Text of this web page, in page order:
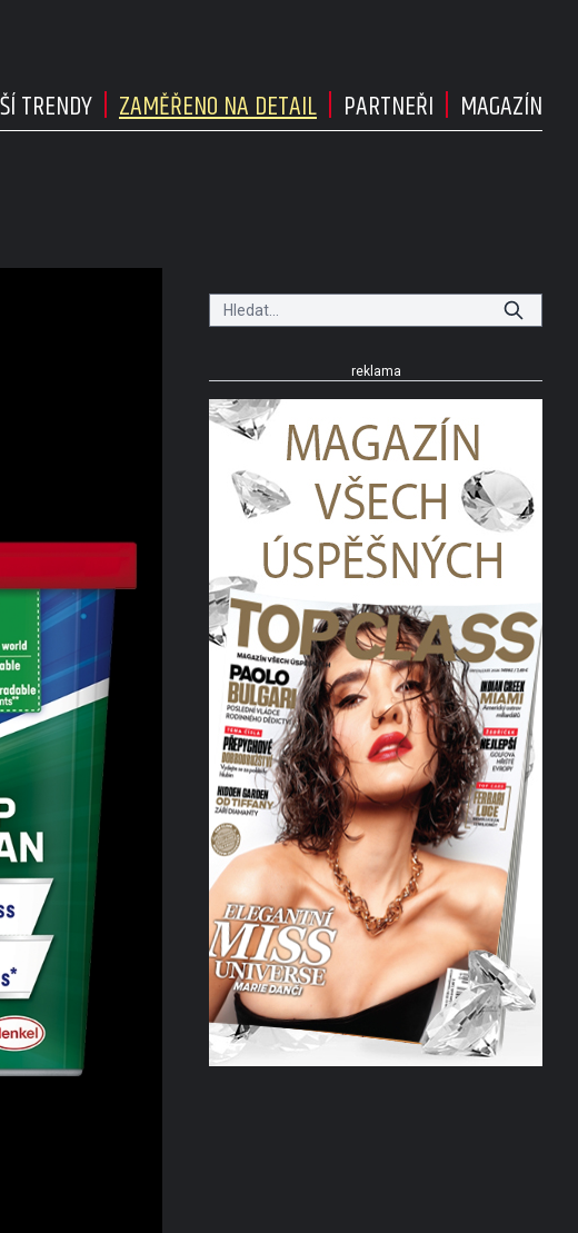
TRENDY ZAMĚŘENO NA DETAIL PARTNEŘI MAGAZÍN
reklama